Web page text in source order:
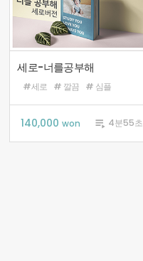
세로-너를공부해
#세로 # 깔끔 # 심플
140,000won  4분55초